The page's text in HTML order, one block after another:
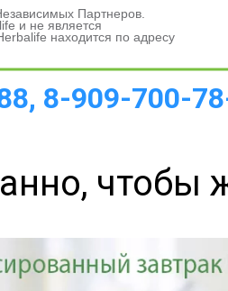
Nutrition
8-909-700-
чтобы
Партнеров.
и не является
находится по адресу